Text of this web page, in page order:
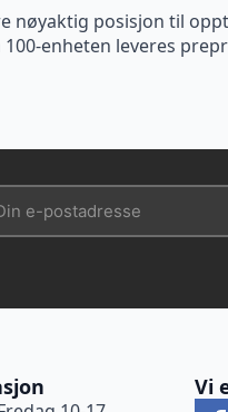
posisjon til
enheten leveres
Vi